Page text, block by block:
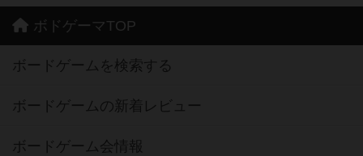
ボドゲーマTOP
ボードゲームを検索する
ボードゲームの新着レビュー
ボードゲーム会情報